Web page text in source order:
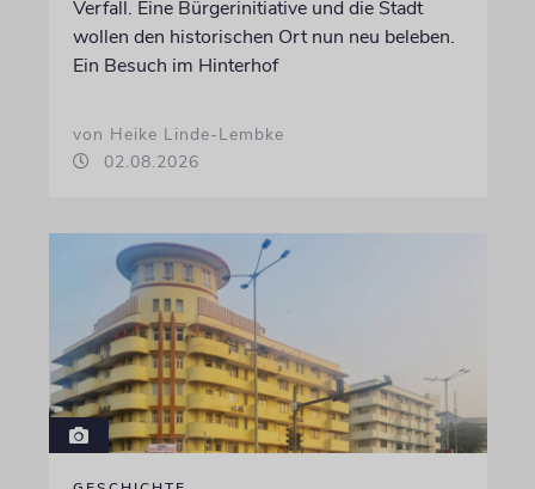
Verfall. Eine Bürgerinitiative und die Stadt
wollen den historischen Ort nun neu beleben.
Ein Besuch im Hinterhof
von Heike Linde-Lembke
02.08.2026